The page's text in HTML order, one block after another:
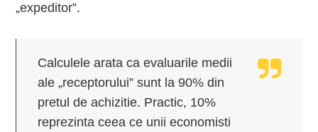
„expeditor”.
Calculele arata ca evaluarile medii
ale „receptorului” sunt la 90% din
pretul de achizitie. Practic, 10%
reprezinta ceea ce unii economisti